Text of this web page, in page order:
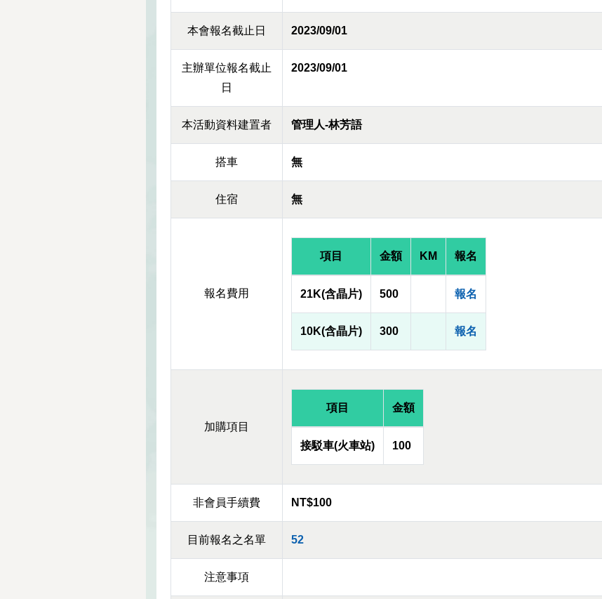
本會報名截止日 2023/09/01
主辦單位報名截止
日
2023/09/01
本活動資料建置者 管理人-林芳語
搭車 無
住宿 無
報名費用
項目 金額 KM 報名
21K(含晶片) 500 報名
10K(含晶片) 300 報名
加購項目
項目 金額
接駁車(火車站) 100
非會員手續費 NT$100
目前報名之名單 52
注意事項